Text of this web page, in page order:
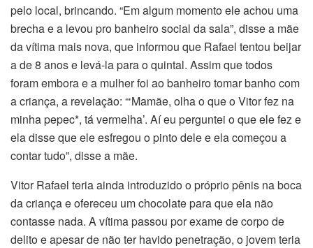
pelo local, brincando. “Em algum momento ele achou uma
brecha e a levou pro banheiro social da sala”, disse a mãe
da vítima mais nova, que informou que Rafael tentou beijar
a de 8 anos e levá-la para o quintal. Assim que todos
foram embora e a mulher foi ao banheiro tomar banho com
a criança, a revelação: “‘Mamãe, olha o que o Vitor fez na
minha pepec*, tá vermelha’. Aí eu perguntei o que ele fez e
ela disse que ele esfregou o pinto dele e ela começou a
contar tudo”, disse a mãe.
Vitor Rafael teria ainda introduzido o próprio pênis na boca
da criança e ofereceu um chocolate para que ela não
contasse nada. A vítima passou por exame de corpo de
delito e apesar de não ter havido penetração, o jovem teria